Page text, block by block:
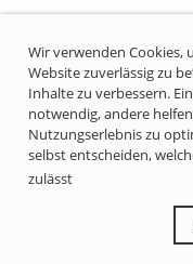
Wir verwenden Cookies,
Website zuverlässig zu
Inhalte zu verbessern.
notwendig, andere
Nutzungserlebnis zu
selbst entscheiden,
zulässt
TENNIS FÜR DIE